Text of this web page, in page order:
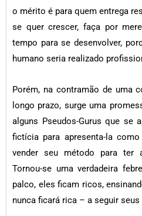
o mérito é para quem entrega
se quer crescer, faça por
tempo para se desenvolver,
humano seria realizado
Porém, na contramão de uma
longo prazo, surge uma
alguns Pseudos-Gurus que se
fictícia para apresenta-la
vender seu método para ter
Tornou-se uma verdadeira
palco, eles ficam ricos,
nunca ficará rica – a seguir